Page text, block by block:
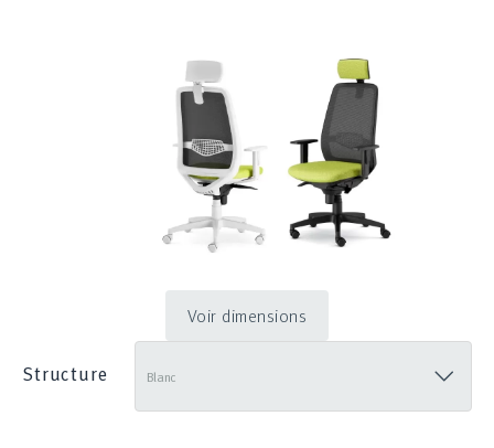
Voir dimensions
Structure